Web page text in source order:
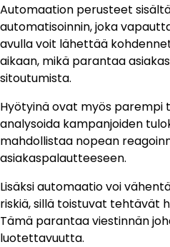
Automaation perusteet
automatisoinnin, joka
avulla voit lähettää
aikaan, mikä parantaa
sitoutumista.
Hyötyinä ovat myös parempi
analysoida kampanjoiden
mahdollistaa nopean
asiakaspalautteeseen.
Lisäksi automaatio voi
riskiä, sillä toistuvat tehtävät
Tämä parantaa viestinnän
luotettavuutta.